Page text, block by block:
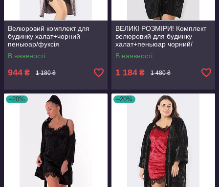
Велюровий комплект для
будинку халат+чорний
пеньюар/фуксія
В наявності
944 ₴ 1 180 ₴
ВЕЛИКІ РОЗМІРИ! Комплект
велюровий для будинку
халат+пеньюар чорний/
рожевий
В наявності
1 184 ₴ 1 480 ₴
–20% –20%